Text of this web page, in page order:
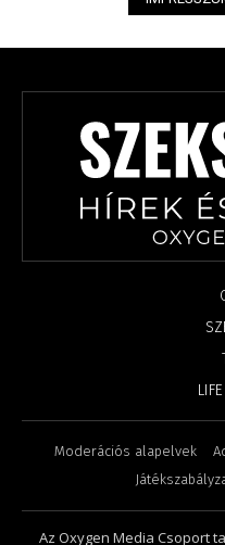
Moderációs alapelvek
Az Oxygen Media Csoport